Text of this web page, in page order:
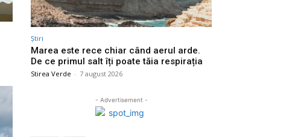
Știri
Marea este rece chiar când aerul arde.
De ce primul salt îți poate tăia respirația
Stirea Verde - 7 august 2026
- Advertisement -